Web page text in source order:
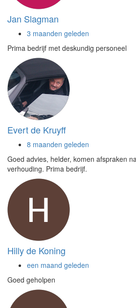
Jan Slagman
3 maanden geleden
Prima bedrijf met deskundig personeel
Evert de Kruyff
8 maanden geleden
Goed advies, helder, komen afspraken
verhouding. Prima bedrijf.
Hilly de Koning
een maand geleden
Goed geholpen